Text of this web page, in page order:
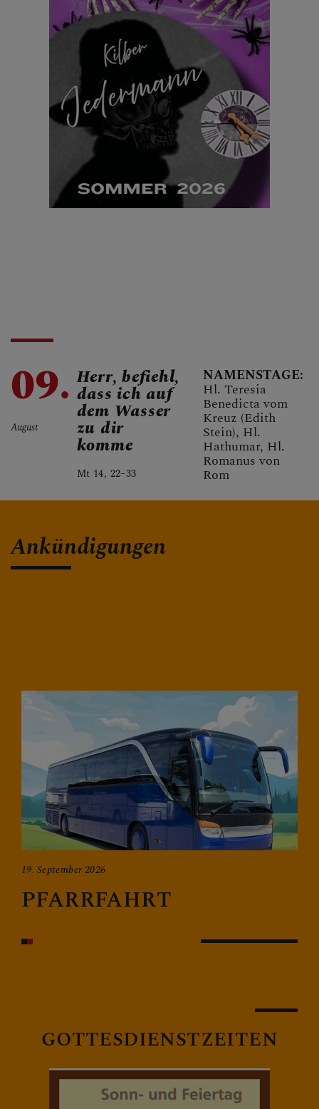
09.
August
Herr, befiehl,
dass ich auf
dem Wasser
zu dir
komme
Mt 14, 22–33
NAMENSTAGE:
Hl. Teresia
Benedicta vom
Kreuz (Edith
Stein), Hl.
Hathumar, Hl.
Romanus von
Rom
Ankündigungen
19. September 2026
PFARRFAHRT
GOTTESDIENSTZEITEN